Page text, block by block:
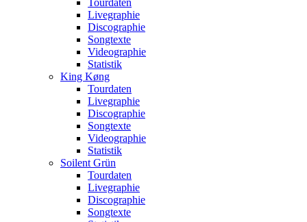
Livegraphie
Discographie
Songtexte
Videographie
Statistik
King Køng
Tourdaten
Livegraphie
Discographie
Songtexte
Videographie
Statistik
Soilent Grün
Tourdaten
Livegraphie
Discographie
Songtexte